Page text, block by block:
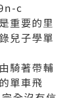
c
重要的里
兒子學單
騎著帶輔
單車飛